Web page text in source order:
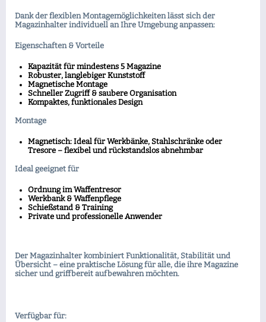
Dank der flexiblen Montagemöglichkeiten lässt sich der
Magazinhalter individuell an Ihre Umgebung anpassen:
Eigenschaften & Vorteile
Kapazität für mindestens 5 Magazine
Robuster, langlebiger Kunststoff
Magnetische Montage
Schneller Zugriff & saubere Organisation
Kompaktes, funktionales Design
Montage
Magnetisch: Ideal für Werkbänke, Stahlschränke oder
Tresore – flexibel und rückstandslos abnehmbar
Ideal geeignet für
Ordnung im Waffentresor
Werkbank & Waffenpflege
Schießstand & Training
Private und professionelle Anwender
Der Magazinhalter kombiniert Funktionalität, Stabilität und
Übersicht – eine praktische Lösung für alle, die ihre Magazine
sicher und griffbereit aufbewahren möchten.
Verfügbar für: